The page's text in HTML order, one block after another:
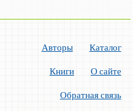
Авторы Каталог
Книги О сайте
Обратная связь